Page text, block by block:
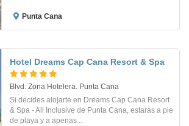
Punta Cana
Hotel Dreams Cap Cana Resort & Spa
Blvd. Zona Hotelera. Punta Cana
Si decides alojarte en Dreams Cap Cana Resort
& Spa - All Inclusive de Punta Cana, estarás a pie
de playa y a apenas...